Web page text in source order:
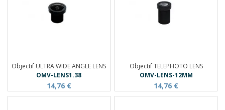
Objectif ULTRA WIDE ANGLE LENS
OMV-LENS1.38
14,76 €
Objectif TELEPHOTO LENS
OMV-LENS-12MM
14,76 €